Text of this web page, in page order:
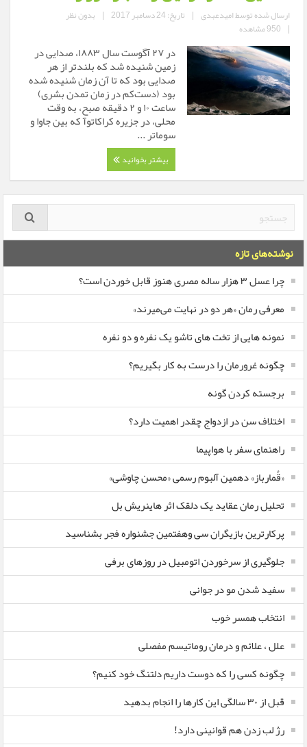
ارسال شده توسطامیدعبدی | تاریخ: 24 دسامبر 2017 | بدون نظر
| 950 مشاهده
در ۲۷ آگوست سال ۱۸۸۳، صدایی در
زمین شنیده شد که بلندتر از هر
صدایی بود که تا آن زمان شنیده شده
بود (دست‌کم در زمان تمدن بشری)
ساعت ۱۰ و ۲ دقیقه صبح، به وقت
محلی، در جزیره کراکاتوآ که بین جاوا و
سوماتر ...
بیشتر بخوانید
نوشته‌های تازه
چرا عسل ۳ هزار ساله‌ مصری هنوز قابل خوردن است؟
معرفی رمان «هر دو در نهایت می‌میرند»
نمونه هایی از تخت های تاشو یک نفره و دو نفره
چگونه غرورمان را درست به کار بگیریم؟
برجسته کردن گونه
اختلاف سن در ازدواج چقدر اهمیت دارد؟
راهنمای سفر با هواپیما
«قُمارباز» دهمین آلبوم رسمی «محسن چاوشی»
تحلیل رمان عقاید یک دلقک اثر هاینریش بل
پرکارترین بازیگران سی وهفتمین جشنواره فجر بشناسید
جلوگیری از سرخوردن اتومبیل در روزهای برفی
سفید شدن مو در جوانی
انتخاب همسر خوب
علل ، علائم و درمان روماتیسم مفصلی
چگونه کسی را که دوست داریم دلتنگ خود کنیم؟
قبل از ۳۰ سالگی این کارها را انجام بدهید
رژ لب زدن هم قوانینی دارد!